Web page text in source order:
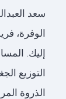
سعد
الوفرة،
إليك.
التوزيع
الذروة